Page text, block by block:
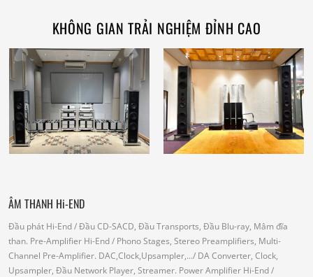
KHÔNG GIAN TRẢI NGHIỆM ĐỈNH CAO
ÂM THANH Hi-END
Đầu phát Hi-End/ Đầu CD-SACD, Đầu Transports, Đầu Blu-ray, Mâm đĩa
than. Pre-Amplifier Hi-End/ Phono Stages, Stereo Preamplifiers, Multi-
Channel Pre-Amplifier. DAC,Clock,Upsampler,.../ DA Converter, Clock,
Upsampler, Đầu Network Player, Streamer. Power Amplifier Hi-End/